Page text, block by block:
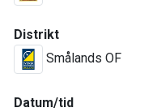
Distrikt
Smålands OF
Datum/tid